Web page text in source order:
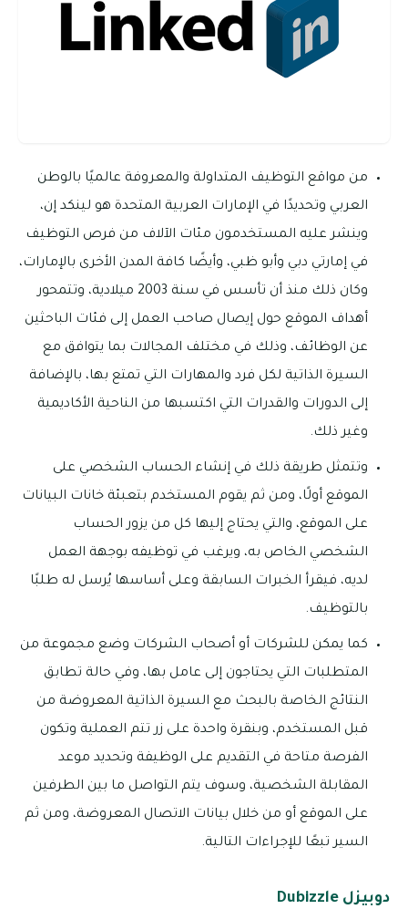
من مواقع التوظيف المتداولة والمعروفة عالميًا بالوطن
العربي وتحديدًا في الإمارات العربية المتحدة هو لينكد إن،
وينشر عليه المستخدمون مئات الآلاف من فرص التوظيف
في إمارتي دبي وأبو ظبي، وأيضًا كافة المدن الأخرى بالإمارات،
وكان ذلك منذ أن تأسس في سنة 2003 ميلادية، وتتمحور
أهداف الموقع حول إيصال صاحب العمل إلى فئات الباحثين
عن الوظائف، وذلك في مختلف المجالات بما يتوافق مع
السيرة الذاتية لكل فرد والمهارات التي تمتع بها، بالإضافة
إلى الدورات والقدرات التي اكتسبها من الناحية الأكاديمية
وغير ذلك.
وتتمثل طريقة ذلك في إنشاء الحساب الشخصي على
الموقع أولًا، ومن ثم يقوم المستخدم بتعبئة خانات البيانات
على الموقع، والتي يحتاج إليها كل من يزور الحساب
الشخصي الخاص به، ويرغب في توظيفه بوجهة العمل
لديه، فيقرأ الخبرات السابقة وعلى أساسها يُرسل له طلبًا
بالتوظيف.
كما يمكن للشركات أو أصحاب الشركات وضع مجموعة من
المتطلبات التي يحتاجون إلى عامل بها، وفي حالة تطابق
النتائج الخاصة بالبحث مع السيرة الذاتية المعروضة من
قبل المستخدم، وبنقرة واحدة على زر تتم العملية وتكون
الفرصة متاحة في التقديم على الوظيفة وتحديد موعد
المقابلة الشخصية، وسوف يتم التواصل ما بين الطرفين
على الموقع أو من خلال بيانات الاتصال المعروضة، ومن ثم
السير تبعًا للإجراءات التالية.
دوبيزل Dubizzle